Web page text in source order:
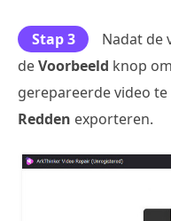
Stap 3
Nadat de
deVoorbeeld knop
gerepareerde video
Redden exporteren.